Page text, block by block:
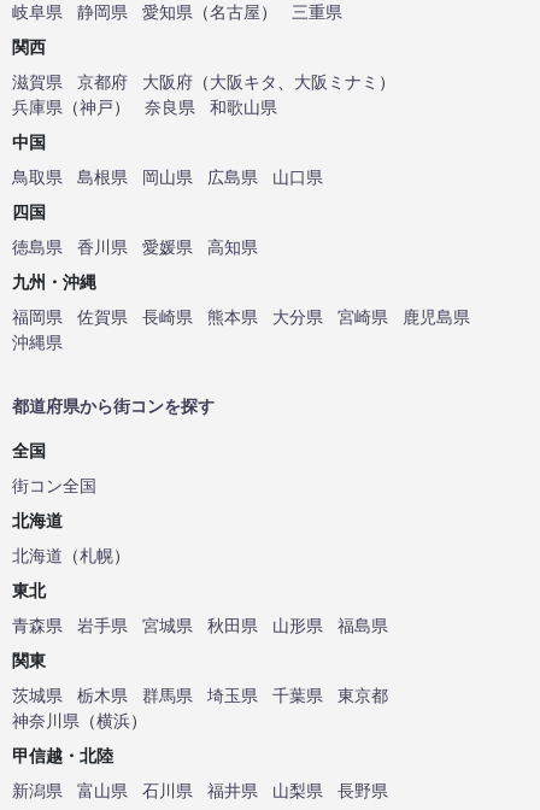
岐阜県
静岡県 愛知県 （名古屋）
三重県
関西
滋賀県
京都府 大阪府 （大阪キタ 大阪ミナミ ）
兵庫県 （神戸） 奈良県
和歌山県
中国
鳥取県
島根県 岡山県 広島県
山口県
四国
徳島県
香川県 愛媛県
高知県
九州・沖縄
福岡県
佐賀県 長崎県 熊本県 大分県 宮崎県
鹿児島県
沖縄県
都道府県から街コンを探す
全国
街コン全国
北海道
北海道 （札幌）
東北
青森県
岩手県 宮城県 秋田県 山形県
福島県
関東
茨城県
栃木県 群馬県 埼玉県 千葉県
東京都
神奈川県 （横浜）
甲信越・北陸
新潟県
富山県 石川県 福井県 山梨県
長野県